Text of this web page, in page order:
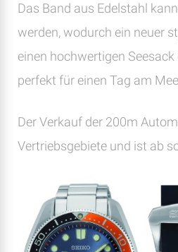
Das Band aus Edelstahl
werden, wodurch ein neuer
einen hochwertigen
perfekt für einen Tag am
Der Verkauf der 200m
Vertriebsgebiete und ist ab